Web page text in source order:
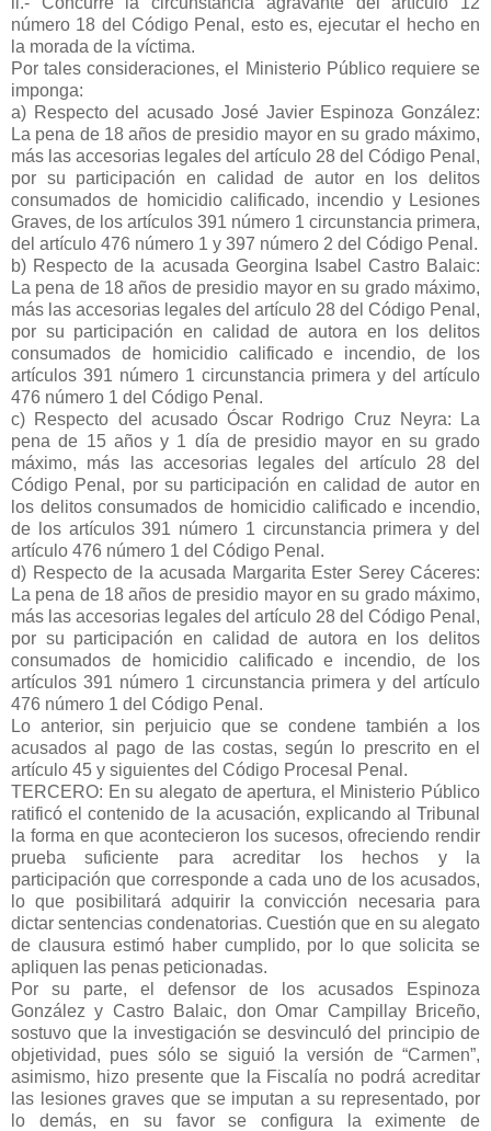
número 18 del Código Penal, esto es, ejecutar el hecho en
la morada de la víctima.
Por tales consideraciones, el Ministerio Público requiere se
imponga:
a) Respecto del acusado José Javier Espinoza González:
La pena de 18 años de presidio mayor en su grado máximo,
más las accesorias legales del artículo 28 del Código Penal,
por su participación en calidad de autor en los delitos
consumados de homicidio calificado, incendio y Lesiones
Graves, de los artículos 391 número 1 circunstancia primera,
del artículo 476 número 1 y 397 número 2 del Código Penal.
b) Respecto de la acusada Georgina Isabel Castro Balaic:
La pena de 18 años de presidio mayor en su grado máximo,
más las accesorias legales del artículo 28 del Código Penal,
por su participación en calidad de autora en los delitos
consumados de homicidio calificado e incendio, de los
artículos 391 número 1 circunstancia primera y del artículo
476 número 1 del Código Penal.
c) Respecto del acusado Óscar Rodrigo Cruz Neyra: La
pena de 15 años y 1 día de presidio mayor en su grado
máximo, más las accesorias legales del artículo 28 del
Código Penal, por su participación en calidad de autor en
los delitos consumados de homicidio calificado e incendio,
de los artículos 391 número 1 circunstancia primera y del
artículo 476 número 1 del Código Penal.
d) Respecto de la acusada Margarita Ester Serey Cáceres:
La pena de 18 años de presidio mayor en su grado máximo,
más las accesorias legales del artículo 28 del Código Penal,
por su participación en calidad de autora en los delitos
consumados de homicidio calificado e incendio, de los
artículos 391 número 1 circunstancia primera y del artículo
476 número 1 del Código Penal.
Lo anterior, sin perjuicio que se condene también a los
acusados al pago de las costas, según lo prescrito en el
artículo 45 y siguientes del Código Procesal Penal.
TERCERO: En su alegato de apertura, el Ministerio Público
ratificó el contenido de la acusación, explicando al Tribunal
la forma en que acontecieron los sucesos, ofreciendo rendir
prueba suficiente para acreditar los hechos y la
participación que corresponde a cada uno de los acusados,
lo que posibilitará adquirir la convicción necesaria para
dictar sentencias condenatorias. Cuestión que en su alegato
de clausura estimó haber cumplido, por lo que solicita se
apliquen las penas peticionadas.
Por su parte, el defensor de los acusados Espinoza
González y Castro Balaic, don Omar Campillay Briceño,
sostuvo que la investigación se desvinculó del principio de
objetividad, pues sólo se siguió la versión de “Carmen”,
asimismo, hizo presente que la Fiscalía no podrá acreditar
las lesiones graves que se imputan a su representado, por
lo demás, en su favor se configura la eximente de